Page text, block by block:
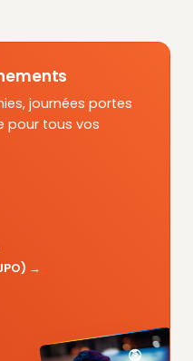
journées portes
pour tous vos